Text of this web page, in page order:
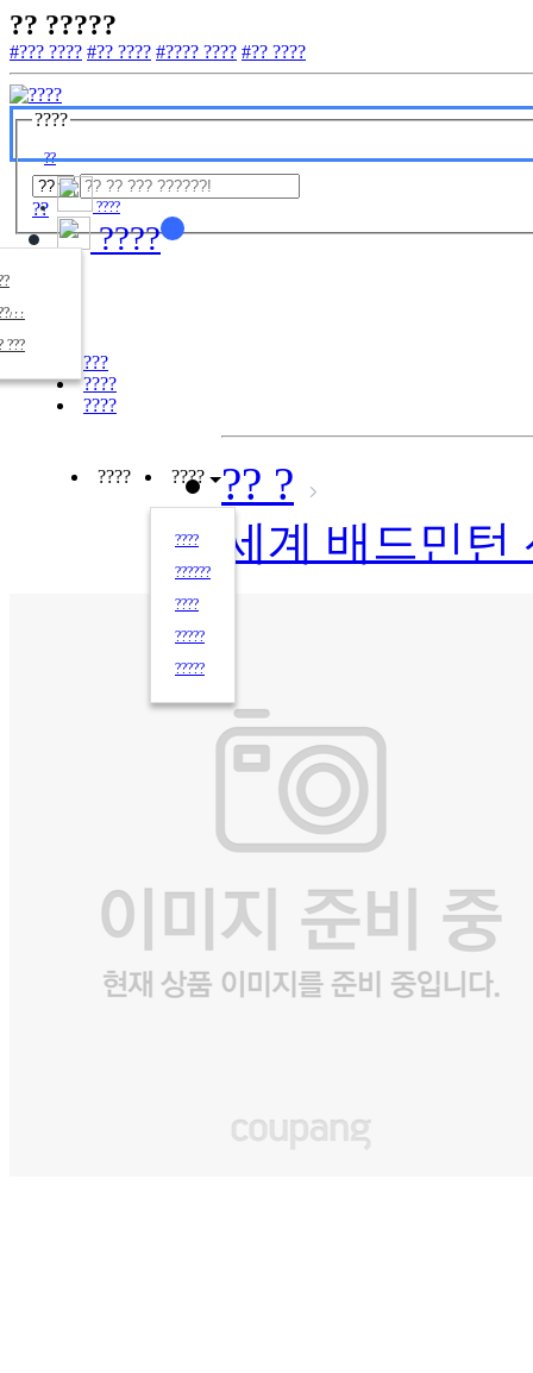
?? ?????
#??? ???? #?? ???? #???? ???? #?? ????
????
??
?? ????
??
???
????
????
???
????
????
???? ????
????
??????
????
?????
?????
?? ?
세계 배드민